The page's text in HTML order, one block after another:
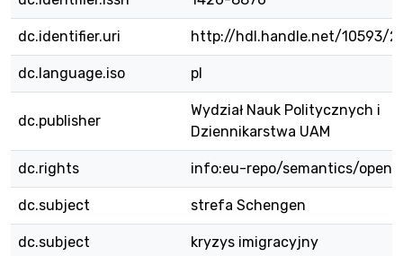
dc.identifier.uri http://hdl.handle.net/10593/
dc.language.iso pl
dc.publisher
Wydział Nauk Politycznych i
Dziennikarstwa UAM
dc.rights info:eu-repo/semantics/
dc.subject strefa Schengen
dc.subject kryzys imigracyjny